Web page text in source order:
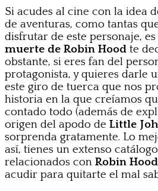
Si acudes al cine con la idea
de aventuras, como tantas
disfrutar de este personaje,
muerte de Robin Hood te
obstante, si eres fan del
protagonista, y quieres darle
este giro de tuerca que nos
historia en la que creíamos
contado todo (además de
origen del apodo de Little
sorprenda gratamente. Lo
así, tienes un extenso
relacionados con Robin Hood
acudir para quitarte el mal